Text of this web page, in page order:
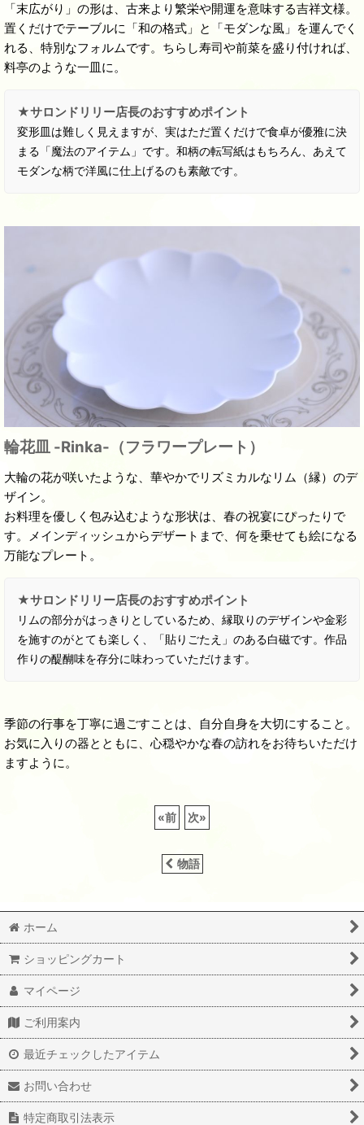
「末広がり」の形は、古来より繁栄や開運を意味する吉祥文様。
置くだけでテーブルに「和の格式」と「モダンな風」を運んでく
れる、特別なフォルムです。ちらし寿司や前菜を盛り付ければ、
料亭のような一皿に。
★サロンドリリー店長のおすすめポイント
変形皿は難しく見えますが、実はただ置くだけで食卓が優雅に決
まる「魔法のアイテム」です。和柄の転写紙はもちろん、あえて
モダンな柄で洋風に仕上げるのも素敵です。
輪花皿 -Rinka-（フラワープレート）
大輪の花が咲いたような、華やかでリズミカルなリム（縁）のデ
ザイン。
お料理を優しく包み込むような形状は、春の祝宴にぴったりで
す。メインディッシュからデザートまで、何を乗せても絵になる
万能なプレート。
★サロンドリリー店長のおすすめポイント
リムの部分がはっきりとしているため、縁取りのデザインや金彩
を施すのがとても楽しく、「貼りごたえ」のある白磁です。作品
作りの醍醐味を存分に味わっていただけます。
季節の行事を丁寧に過ごすことは、自分自身を大切にすること。
お気に入りの器とともに、心穏やかな春の訪れをお待ちいただけ
ますように。
«前 次»
物語
ホーム
ショッピングカート
マイページ
ご利用案内
最近チェックしたアイテム
お問い合わせ
特定商取引法表示